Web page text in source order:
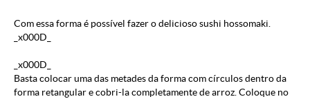
Com essa forma é possível fazer o delicioso sushi hossomaki.
_x000D_
_x000D_
Basta colocar uma das metades da forma com círculos dentro da
forma retangular e cobri-la completamente de arroz. Coloque no